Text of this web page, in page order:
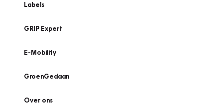
Labels
GRIP Expert
E-Mobility
GroenGedaan
Over ons